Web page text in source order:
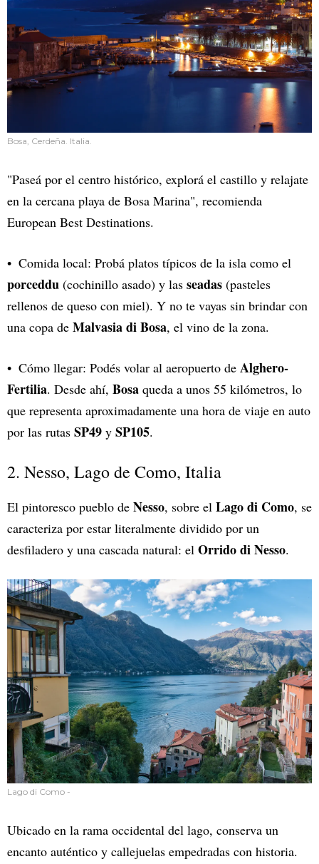
Bosa, Cerdeña. Italia.
"Paseá por el centro histórico, explorá el castillo y relajate
en la cercana playa de Bosa Marina", recomienda
European Best Destinations.
Comida local: Probá platos típicos de la isla como el
porceddu (cochinillo asado) y las seadas (pasteles
rellenos de queso con miel). Y no te vayas sin brindar con
una copa de Malvasia di Bosa, el vino de la zona.
Cómo llegar: Podés volar al aeropuerto de Alghero-
Fertilia. Desde ahí, Bosa queda a unos 55 kilómetros, lo
que representa aproximadamente una hora de viaje en auto
por las rutas SP49 y SP105.
2. Nesso, Lago de Como, Italia
El pintoresco pueblo de Nesso, sobre el Lago di Como, se
caracteriza por estar literalmente dividido por un
desfiladero y una cascada natural: el Orrido di Nesso.
Lago di Como -
Ubicado en la rama occidental del lago, conserva un
encanto auténtico y callejuelas empedradas con historia.